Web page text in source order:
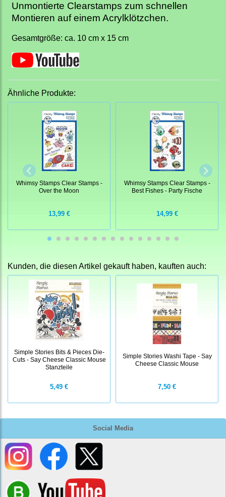
Social Media
Unmontierte Clearstamps zum schnellen
Montieren auf einem Acrylklötzchen.
Gesamtgröße: ca. 10 cm x 15 cm
Ähnliche Produkte:
Whimsy Stamps Clear Stamps -
Over the Moon
13,99 €
Whimsy Stamps Clear Stamps -
Best Fishes - Party Fische
14,99 €
Kunden, die diesen Artikel gekauft haben, kauften auch:
Simple Stories Bits & Pieces Die-
Cuts - Say Cheese Classic Mouse
Stanzteile
5,49 €
Simple Stories Washi Tape - Say
Cheese Classic Mouse
7,50 €